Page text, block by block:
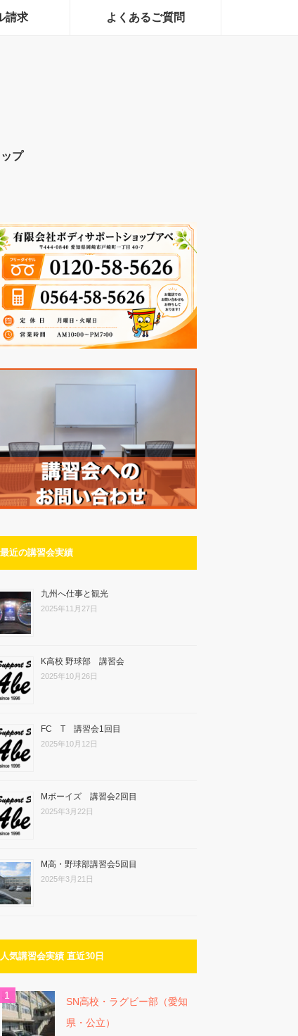
請求 よくあるご質問
プ
最近の講習会実績
九州へ仕事と観光
2025年11月27日
K高校 野球部 講習会
2025年10月26日
FC T 講習会1回目
2025年10月12日
Mボーイズ 講習会2回目
2025年3月22日
M高・野球部講習会5回目
2025年3月21日
人気講習会実績 直近30日
SN高校・ラグビー部（愛知
県・公立）